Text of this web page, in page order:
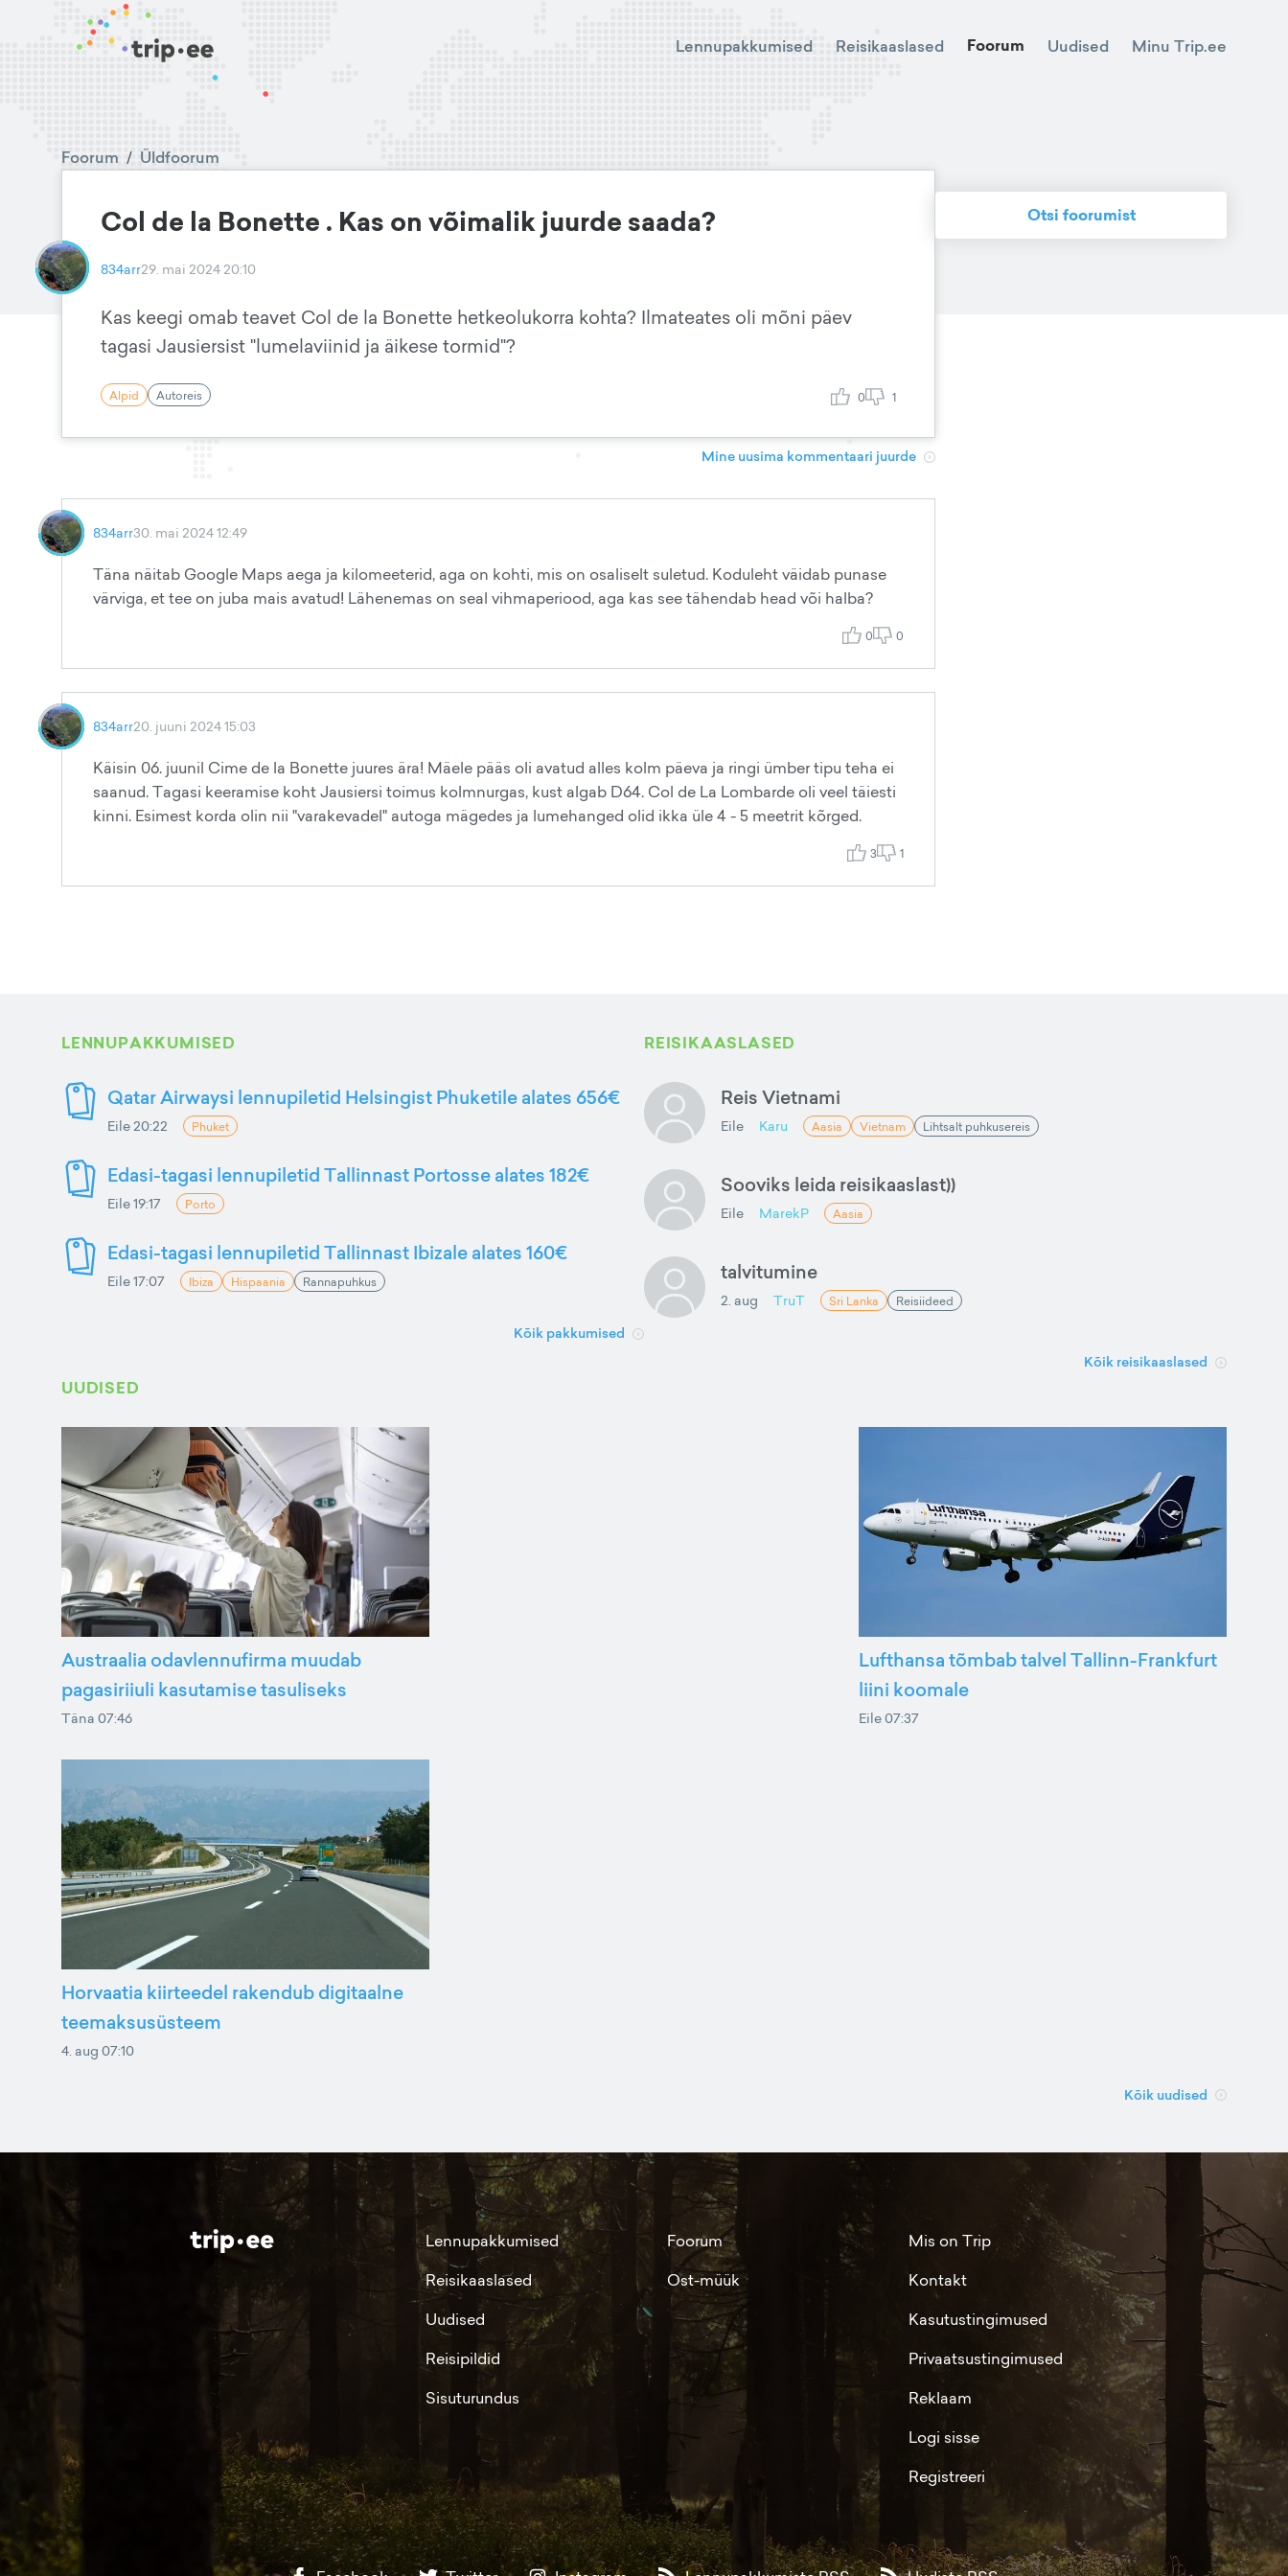
Lennupakkumised Reisikaaslased Foorum Uudised Minu Trip.ee
Foorum / Üldfoorum
Col de la Bonette . Kas on võimalik juurde saada?
834arr29. mai 2024 20:10
Kas keegi omab teavet Col de la Bonette hetkeolukorra kohta? Ilmateates oli mõni päev
tagasi Jausiersist "lumelaviinid ja äikese tormid"?
Alpid Autoreis 0 1
Mine uusima kommentaari juurde
834arr30. mai 2024 12:49
Täna näitab Google Maps aega ja kilomeeterid, aga on kohti, mis on osaliselt suletud. Koduleht väidab punase
värviga, et tee on juba mais avatud! Lähenemas on seal vihmaperiood, aga kas see tähendab head või halba?
0 0
834arr20. juuni 2024 15:03
Käisin 06. juunil Cime de la Bonette juures ära! Mäele pääs oli avatud alles kolm päeva ja ringi ümber tipu teha ei
saanud. Tagasi keeramise koht Jausiersi toimus kolmnurgas, kust algab D64. Col de La Lombarde oli veel täiesti
kinni. Esimest korda olin nii "varakevadel" autoga mägedes ja lumehanged olid ikka üle 4 - 5 meetrit kõrged.
3 1
Otsi foorumist
LENNUPAKKUMISED
Qatar Airwaysi lennupiletid Helsingist Phuketile alates 656€
Eile 20:22 Phuket
Edasi-tagasi lennupiletid Tallinnast Portosse alates 182€
Eile 19:17 Porto
Edasi-tagasi lennupiletid Tallinnast Ibizale alates 160€
Eile 17:07 Ibiza Hispaania Rannapuhkus
Kõik pakkumised
REISIKAASLASED
Reis Vietnami
Eile Karu Aasia Vietnam Lihtsalt puhkusereis
Sooviks leida reisikaaslast))
Eile MarekP Aasia
talvitumine
2. aug TruT Sri Lanka Reisiideed
Kõik reisikaaslased
UUDISED
Austraalia odavlennufirma muudab
pagasiriiuli kasutamise tasuliseks
Täna 07:46
Lufthansa tõmbab talvel Tallinn-Frankfurt
liini koomale
Eile 07:37
Horvaatia kiirteedel rakendub digitaalne
teemaksusüsteem
4. aug 07:10
Kõik uudised
Lennupakkumised
Reisikaaslased
Uudised
Reisipildid
Sisuturundus
Foorum
Ost-müük
Mis on Trip
Kontakt
Kasutustingimused
Privaatsustingimused
Reklaam
Logi sisse
Registreeri